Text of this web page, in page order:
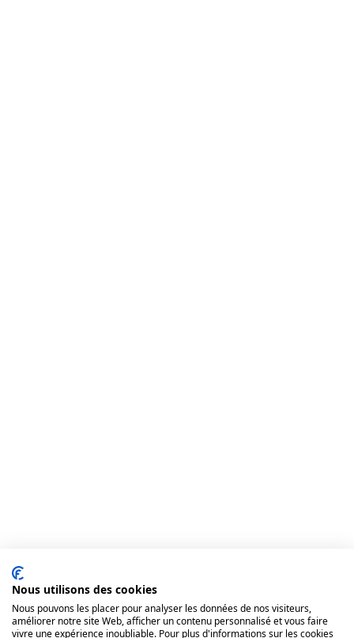
Nous utilisons des cookies
Nous pouvons les placer pour analyser les données de nos visiteurs,
améliorer notre site Web, afficher un contenu personnalisé et vous faire
vivre une expérience inoubliable. Pour plus d'informations sur les cookies